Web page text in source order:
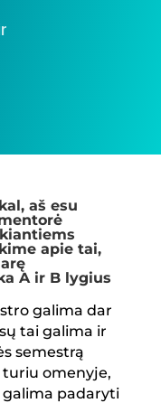
aš esu
apie tai,
A ir B lygius
galima dar
tai galima ir
semestrą
turiu omenyje,
padaryti